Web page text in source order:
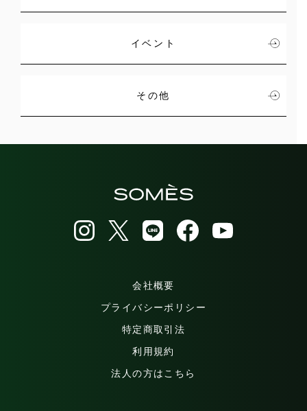
イベント
その他
会社概要
プライバシーポリシー
特定商取引法
利用規約
法人の方はこちら